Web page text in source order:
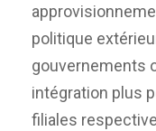
politique
gouvernements
intégration plus
filiales